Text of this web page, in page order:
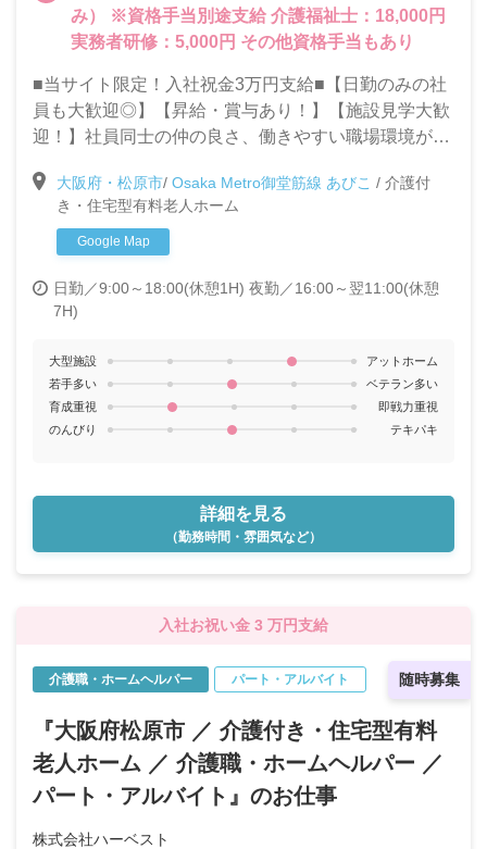
み） ※資格手当別途支給 介護福祉士：18,000円
実務者研修：5,000円 その他資格手当もあり
■当サイト限定！入社祝金3万円支給■【日勤のみの社
員も大歓迎◎】【昇給・賞与あり！】【施設見学大歓
迎！】社員同士の仲の良さ、働きやすい職場環境が自
度で未経験・ブランクがある方も安心して働けます！
車通勤もOK
大阪府・松原市/ Osaka Metro御堂筋線 あびこ / 介護付
き・住宅型有料老人ホーム
Google Map
日勤／9:00～18:00(休憩1H) 夜勤／16:00～翌11:00(休憩
7H)
大型施設
アットホーム
若手多い
ベテラン多い
育成重視
即戦力重視
のんびり
テキパキ
詳細を見る
（勤務時間・雰囲気など）
入社お祝い金 3 万円支給
随時募集
介護職・ホームヘルパー パート・アルバイト
『大阪府松原市 ／ 介護付き・住宅型有料
老人ホーム ／ 介護職・ホームヘルパー ／
パート・アルバイト』のお仕事
株式会社ハーベスト